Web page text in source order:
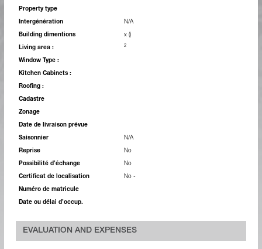
Property type
Intergénération N/A
Building dimentions x ()
Living area : 2
Window Type :
Kitchen Cabinets :
Roofing :
Cadastre
Zonage
Date de livraison prévue
Saisonnier N/A
Reprise No
Possibilité d’échange No
Certificat de localisation No -
Numéro de matricule
Date ou délai d’occup.
EVALUATION AND EXPENSES